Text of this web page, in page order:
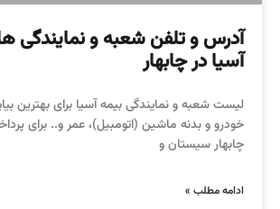
آدرس و تلفن شعبه و نمایندگی
آسیا در چابهار
لیست شعبه و نمایندگی بیمه آسیا برای بهترین
خودرو و بدنه ماشین (اتومبیل)، عمر و.. برای
چابهار سیستان و
ادامه مطلب »